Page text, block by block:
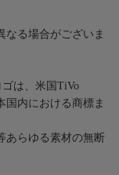
なる場合がございま
は、米国TiVo
国内における商標ま
あらゆる素材の無断